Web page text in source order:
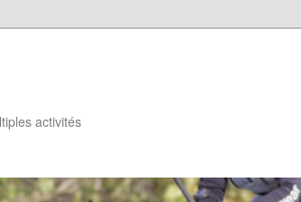
activités